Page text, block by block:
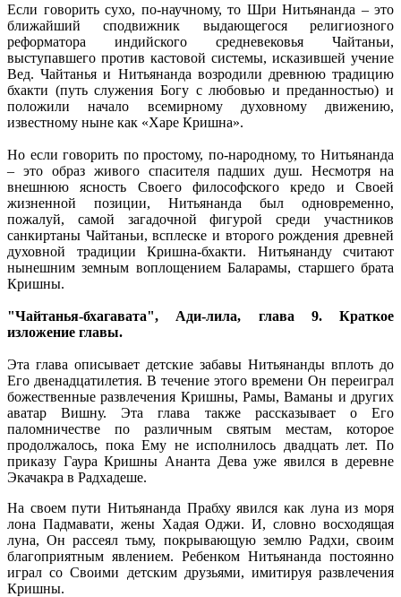
Если говорить сухо, по-научному, то Шри Нитьянанда – это
ближайший сподвижник выдающегося религиозного
реформатора индийского средневековья Чайтаньи,
выступавшего против кастовой системы, исказившей учение
Вед. Чайтанья и Нитьянанда возродили древнюю традицию
бхакти (путь служения Богу с любовью и преданностью) и
положили начало всемирному духовному движению,
известному ныне как «Харе Кришна».
Но если говорить по простому, по-народному, то Нитьянанда
– это образ живого спасителя падших душ. Несмотря на
внешнюю ясность Своего философского кредо и Своей
жизненной позиции, Нитьянанда был одновременно,
пожалуй, самой загадочной фигурой среди участников
санкиртаны Чайтаньи, всплеске и второго рождения древней
духовной традиции Кришна-бхакти. Нитьянанду считают
нынешним земным воплощением Баларамы, старшего брата
Кришны.
"Чайтанья-бхагавата", Ади-лила, глава 9. Краткое
изложение главы.
Эта глава описывает детские забавы Нитьянанды вплоть до
Его двенадцатилетия. В течение этого времени Он переиграл
божественные развлечения Кришны, Рамы, Ваманы и других
аватар Вишну. Эта глава также рассказывает о Его
паломничестве по различным святым местам, которое
продолжалось, пока Ему не исполнилось двадцать лет. По
приказу Гаура Кришны Ананта Дева уже явился в деревне
Экачакра в Радхадеше.
На своем пути Нитьянанда Прабху явился как луна из моря
лона Падмавати, жены Хадая Оджи. И, словно восходящая
луна, Он рассеял тьму, покрывающую землю Радхи, своим
благоприятным явлением. Ребенком Нитьянанда постоянно
играл со Своими детским друзьями, имитируя развлечения
Кришны.